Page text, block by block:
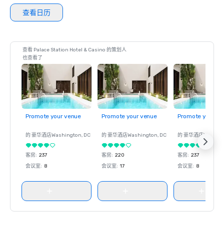
查看日历
查看 Palace Station Hotel & Casino 的策划人
也查看了
Promote your venue
的 豪华酒店Washington, DC
客房: 237
会议室: 8
Promote your venue
的 豪华酒店Washington, DC
客房: 220
会议室: 17
Promote your
的 豪华酒店
客房: 237
会议室: 8